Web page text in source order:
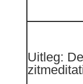
Uitleg: